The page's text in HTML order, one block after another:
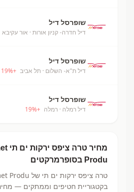
שופרסל דיל
דיל חדרה- קניון אורות · אור עקיבא
שופרסל דיל
דיל ת"א- השלום · תל אביב +
19%
שופרסל דיל
דיל רמלה · רמלה +
19%
מחיר טרה ציפס ירקות ים תי
Produ בסופרמרקטים
טרה ציפס ירקות ים תי של Global Gourmet Produ
בקטגוריית חטיפים וממתקים —